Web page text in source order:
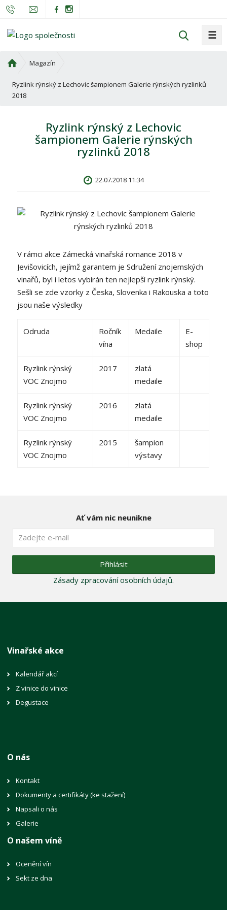
e
☰
o
d
Magazín
Ryzlink rýnský z Lechovic šampionem Galerie rýnských ryzlinků
2018
Ryzlink rýnský z Lechovic
šampionem Galerie rýnských
ryzlinků 2018
22.07.2018 11:34
V rámci akce Zámecká vinařská romance 2018 v
Jevišovicích, jejímž garantem je Sdružení znojemských
vinařů, byl i letos vybírán ten nejlepší ryzlink rýnský.
Sešli se zde vzorky z Česka, Slovenka i Rakouska a toto
jsou naše výsledky
Odruda
Ročník
vína
Medaile
E-
shop
Ryzlink rýnský
VOC Znojmo
2017
zlatá
medaile
Ryzlink rýnský
VOC Znojmo
2016
zlatá
medaile
Ryzlink rýnský
VOC Znojmo
2015
šampion
výstavy
Ať vám nic neunikne
Přihlásit
Zásady zpracování osobních údajů.
Vinařské akce
Kalendář akcí
Z vinice do vinice
Degustace
O nás
Kontakt
Dokumenty a certifikáty (ke stažení)
Napsali o nás
Galerie
O našem víně
Ocenění vín
Sekt ze dna